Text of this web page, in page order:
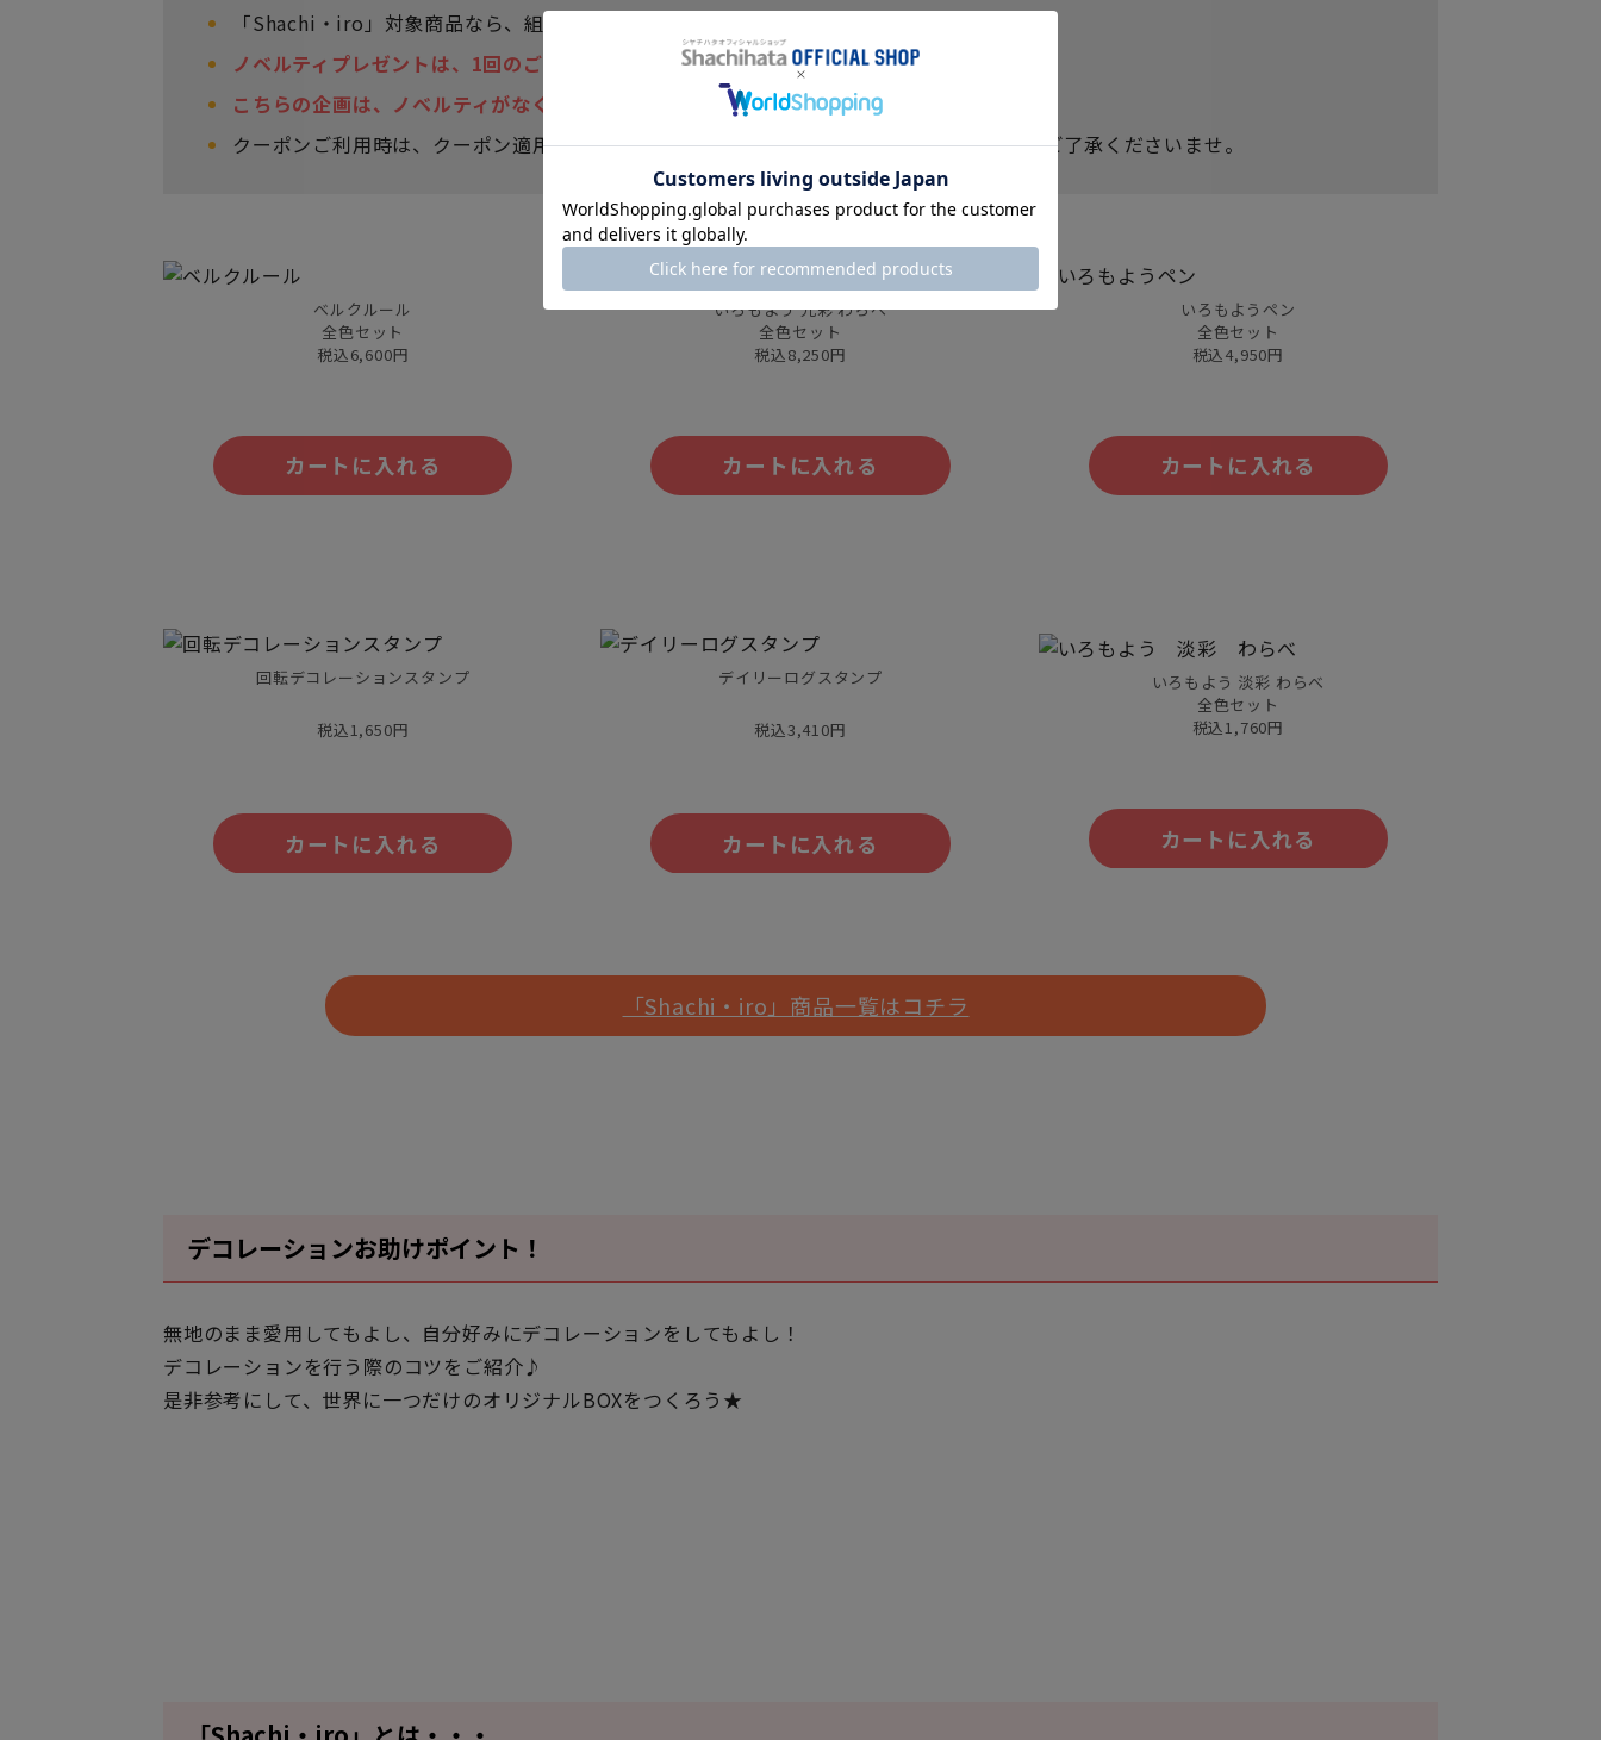
「Shachi・iro」対象商品なら、組み合わせは自由！
ノベルティプレゼントは、1回のご購入で最大1個までです。
こちらの企画は、ノベルティがなくなり次第終了です。
クーポンご利用時は、クーポン適用後の金額が税込5,000円以上となる必要がございます。ご了承くださいませ。
ベルクルール
全色セット
税込6,600円
カートに入れる
いろもよう 光彩 わらべ
全色セット
税込8,250円
カートに入れる
いろもようペン
全色セット
税込4,950円
カートに入れる
回転デコレーションスタンプ
税込1,650円
カートに入れる
デイリーログスタンプ
税込3,410円
カートに入れる
いろもよう 淡彩 わらべ
全色セット
税込1,760円
カートに入れる
「Shachi・iro」商品一覧はコチラ
デコレーションお助けポイント！
無地のまま愛用してもよし、自分好みにデコレーションをしてもよし！
デコレーションを行う際のコツをご紹介♪
是非参考にして、世界に一つだけのオリジナルBOXをつくろう★